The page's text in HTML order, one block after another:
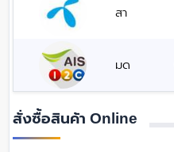
สา
มด
สั่งซื้อสินค้า Online